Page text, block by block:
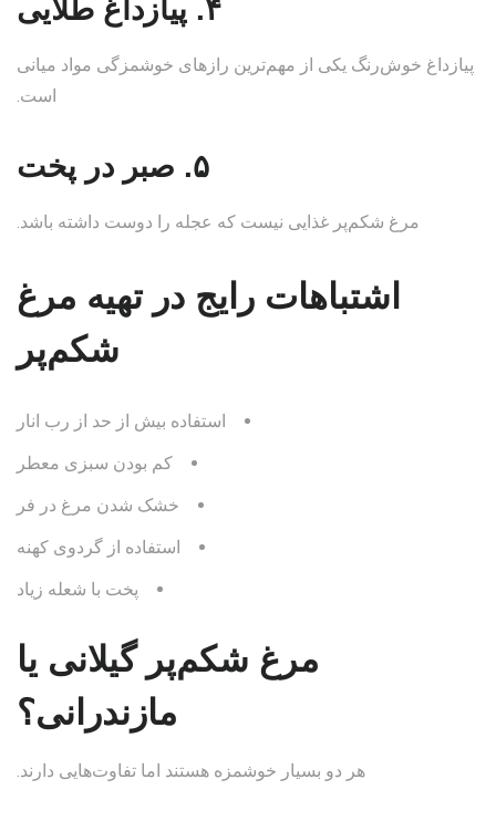
۴. پیازداغ طلایی
پیازداغ خوش‌رنگ یکی از مهم‌ترین رازهای خوشمزگی مواد میانی
است.
۵. صبر در پخت
مرغ شکم‌پر غذایی نیست که عجله را دوست داشته باشد.
اشتباهات رایج در تهیه مرغ
شکم‌پر
استفاده بیش از حد از رب انار
کم بودن سبزی معطر
خشک شدن مرغ در فر
استفاده از گردوی کهنه
پخت با شعله زیاد
مرغ شکم‌پر گیلانی یا
مازندرانی؟
هر دو بسیار خوشمزه هستند اما تفاوت‌هایی دارند.